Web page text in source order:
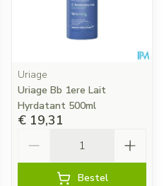
Uriage
Uriage Bb 1ere Lait
Hyrdatant 500ml
€ 19,31
Bestel